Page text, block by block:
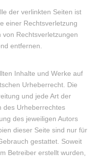
der verlinkten Seiten ist
einer Rechtsverletzung
von Rechtsverletzungen
entfernen.
Inhalte und Werke auf
Urheberrecht. Die
und jede Art der
des Urheberrechtes
des jeweiligen Autors
dieser Seite sind nur für
gestattet. Soweit
Betreiber erstellt wurden,